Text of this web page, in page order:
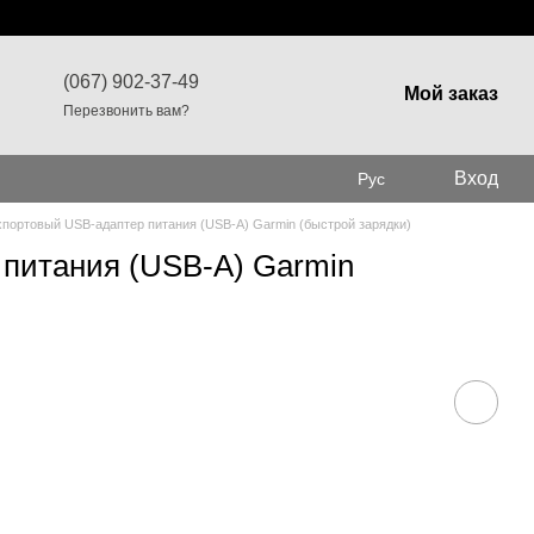
(067) 902-37-49
Перезвонить вам?
Мой заказ
Рус Вход
USB-адаптер питания (USB-A) Garmin (быстрой зарядки)
(USB-A) Garmin